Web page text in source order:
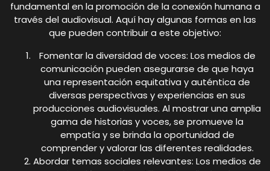
fundamental en la promoción de la conexión humana a
través del audiovisual. Aquí hay algunas formas en las
que pueden contribuir a este objetivo:
Fomentar la diversidad de voces: Los medios de
comunicación pueden asegurarse de que haya
una representación equitativa y auténtica de
diversas perspectivas y experiencias en sus
producciones audiovisuales. Al mostrar una amplia
gama de historias y voces, se promueve la
empatía y se brinda la oportunidad de
comprender y valorar las diferentes realidades.
Abordar temas sociales relevantes: Los medios de